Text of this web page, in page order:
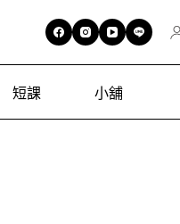
短課 小舖